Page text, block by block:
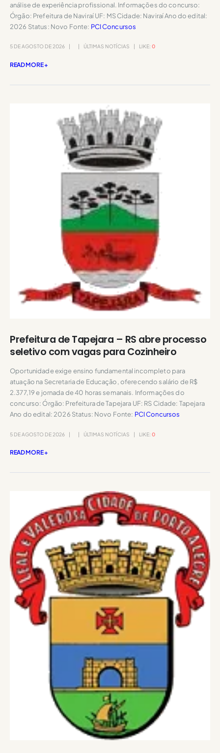
análise de experiência profissional. Informações do concurso:
Órgão: Prefeitura de Naviraí UF: MS Cidade: Naviraí Ano do edital:
2026 Status: Novo Fonte: PCI Concursos
5 DE AGOSTO DE 2026 ÚLTIMAS NOTÍCIAS LIKE: 0
READ MORE +
Prefeitura de Tapejara – RS abre processo
seletivo com vagas para Cozinheiro
Oportunidade exige ensino fundamental incompleto para
atuação na Secretaria de Educação, oferecendo salário de R$
2.377,19 e jornada de 40 horas semanais. Informações do
concurso: Órgão: Prefeitura de Tapejara UF: RS Cidade: Tapejara
Ano do edital: 2026 Status: Novo Fonte: PCI Concursos
5 DE AGOSTO DE 2026 ÚLTIMAS NOTÍCIAS LIKE: 0
READ MORE +